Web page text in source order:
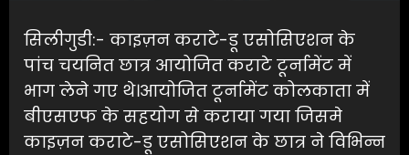
सिलीगुडी:- काइज़न कराटे-डू एसोसिएशन के
पांच चयनित छात्र आयोजित कराटे टूर्नामेंट में
भाग लेने गए थे।आयोजित टूर्नामेंट कोलकाता में
बीएसएफ के सहयोग से कराया गया जिसमे
काइज़न कराटे-डू एसोसिएशन के छात्र ने विभिन्न